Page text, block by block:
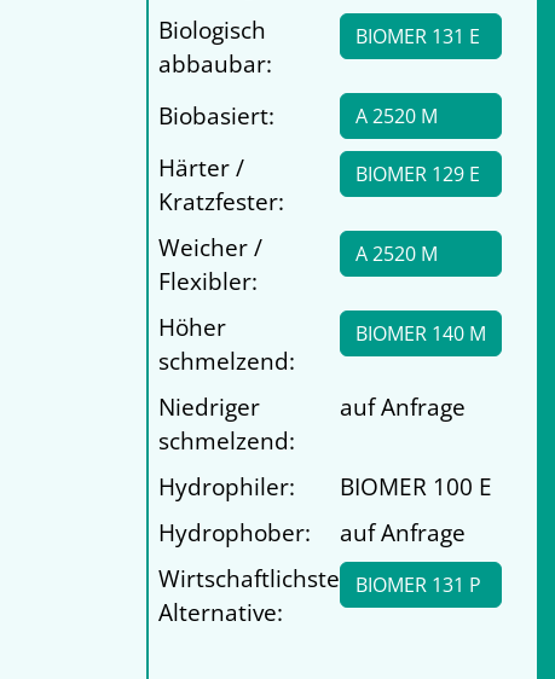
Biologisch
abbaubar:
BIOMER 131 E
Biobasiert: A 2520 M
Härter /
Kratzfester:
BIOMER 129 E
Weicher /
Flexibler:
A 2520 M
Höher
schmelzend:
BIOMER 140 M
Niedriger
schmelzend:
auf Anfrage
Hydrophiler:
BIOMER 100 E
Hydrophober:
auf Anfrage
Wirtschaftlichste
Alternative:
BIOMER 131 P